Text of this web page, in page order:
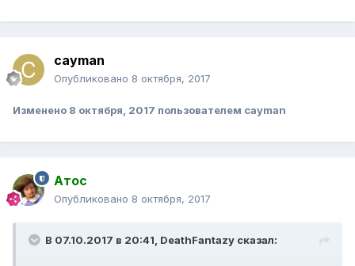
cayman
Опубликовано 8 октября, 2017
Изменено 8 октября, 2017 пользователем cayman
Атос
Опубликовано 8 октября, 2017
В 07.10.2017 в 20:41, DeathFantazy сказал: